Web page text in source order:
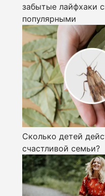
забытые лайфхаки
популярными
Сколько детей
счастливой семьи?